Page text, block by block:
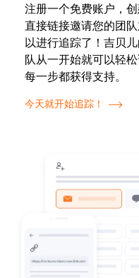
注册一个免费账户，
直接链接邀请您的团
以进行追踪了！吉贝
队从一开始就可以轻
每一步都获得支持。
今天就开始追踪！